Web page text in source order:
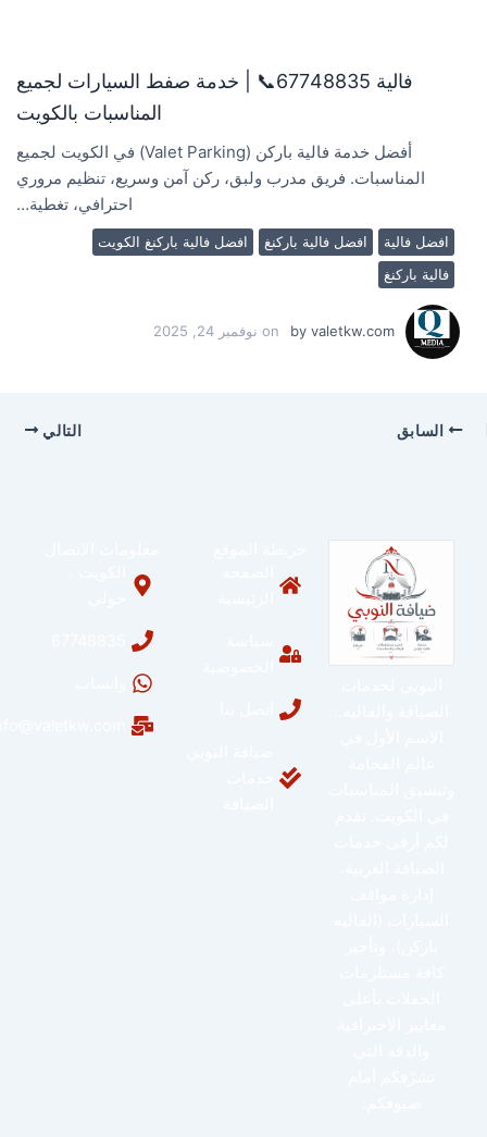
فالية 67748835📞 | خدمة صفط السيارات لجميع
المناسبات بالكويت
افضل فالية افضل فالية باركنغ
افضل فالية باركنغ الكويت
فالية باركنغ
أفضل خدمة فالية باركن (Valet Parking) في الكويت لجميع
المناسبات. فريق مدرب ولبق، ركن آمن وسريع، تنظيم مروري
احترافي، تغطية…
byvaletkw.com
on نوفمبر 24, 2025
السابق التالي
الرئيسية
الخصوصية
اتصل بنا
خدمات
67748835
واتساب
info@valetkw.com